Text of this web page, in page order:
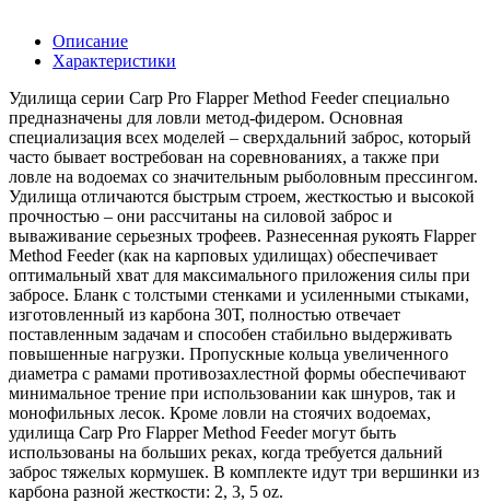
Описание
Характеристики
Удилища серии Carp Pro Flapper Method Feeder специально
предназначены для ловли метод-фидером. Основная
специализация всех моделей – сверхдальний заброс, который
часто бывает востребован на соревнованиях, а также при
ловле на водоемах со значительным рыболовным прессингом.
Удилища отличаются быстрым строем, жесткостью и высокой
прочностью – они рассчитаны на силовой заброс и
вываживание серьезных трофеев. Разнесенная рукоять Flapper
Method Feeder (как на карповых удилищах) обеспечивает
оптимальный хват для максимального приложения силы при
забросе. Бланк с толстыми стенками и усиленными стыками,
изготовленный из карбона 30Т, полностью отвечает
поставленным задачам и способен стабильно выдерживать
повышенные нагрузки. Пропускные кольца увеличенного
диаметра с рамами противозахлестной формы обеспечивают
минимальное трение при использовании как шнуров, так и
монофильных лесок. Кроме ловли на стоячих водоемах,
удилища Carp Pro Flapper Method Feeder могут быть
использованы на больших реках, когда требуется дальний
заброс тяжелых кормушек. В комплекте идут три вершинки из
карбона разной жесткости: 2, 3, 5 oz.